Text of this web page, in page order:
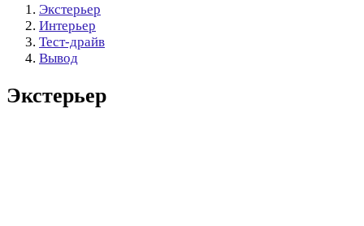
Экстерьер
Интерьер
Тест-драйв
Вывод
Экстерьер